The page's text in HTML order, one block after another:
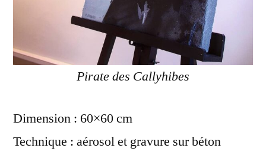
Pirate des Callyhibes
Dimension : 60×60 cm
Technique : aérosol et gravure sur béton